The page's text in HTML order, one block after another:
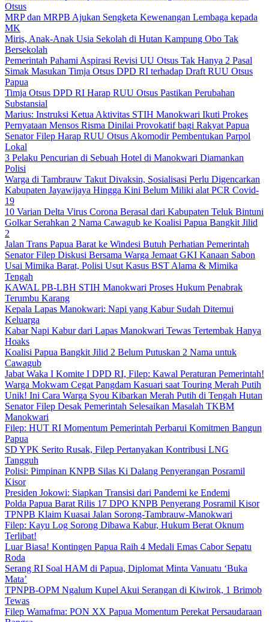
Otsus
MRP dan MRPB Ajukan Sengketa Kewenangan Lembaga kepada
MK
Miris, Anak-Anak Usia Sekolah di Hutan Kampung Obo Tak
Bersekolah
Pemerintah Pahami Aspirasi Revisi UU Otsus Tak Hanya 2 Pasal
Simak Masukan Timja Otsus DPD RI terhadap Draft RUU Otsus
Papua
Timja Otsus DPD RI Harap RUU Otsus Pastikan Perubahan
Substansial
Marius: Instruksi Ketua Aktivitas STIH Manokwari Ikuti Prokes
Pernyataan Mensos Risma Dinilai Provokatif bagi Rakyat Papua
Senator Filep Harap RUU Otsus Akomodir Pembentukan Parpol
Lokal
3 Pelaku Pencurian di Sebuah Hotel di Manokwari Diamankan
Polisi
Warga di Tambrauw Takut Divaksin, Sosialisasi Perlu Digencarkan
Kabupaten Jayawijaya Hingga Kini Belum Miliki alat PCR Covid-
19
10 Varian Delta Virus Corona Berasal dari Kabupaten Teluk Bintuni
Golkar Serahkan 2 Nama Cawagub ke Koalisi Papua Bangkit Jilid
2
Jalan Trans Papua Barat ke Windesi Butuh Perhatian Pemerintah
Senator Filep Diskusi Bersama Warga Jemaat GKI Kanaan Sabon
Usai Mimika Barat, Polisi Usut Kasus BST Alama & Mimika
Tengah
KAWAL PB-LBH STIH Manokwari Proses Hukum Penabrak
Terumbu Karang
Kepala Lapas Manokwari: Napi yang Kabur Sudah Ditemui
Keluarga
Kabar Napi Kabur dari Lapas Manokwari Tewas Tertembak Hanya
Hoaks
Koalisi Papua Bangkit Jilid 2 Belum Putuskan 2 Nama untuk
Cawagub
Jabat Waka I Komite I DPD RI, Filep: Kawal Peraturan Pemerintah!
Warga Mokwam Cegat Pangdam Kasuari saat Touring Merah Putih
Unik! Ini Cara Warga Syou Kibarkan Merah Putih di Tengah Hutan
Senator Filep Desak Pemerintah Selesaikan Masalah TKBM
Manokwari
Filep: HUT RI Momentum Pemerintah Perbarui Komitmen Bangun
Papua
SD YPK Serito Rusak, Filep Pertanyakan Kontribusi LNG
Tangguh
Polisi: Pimpinan KNPB Silas Ki Dalang Penyerangan Posramil
Kisor
Presiden Jokowi: Siapkan Transisi dari Pandemi ke Endemi
Polda Papua Barat Rilis 17 DPO KNPB Penyerang Posramil Kisor
TPNPB Klaim Kuasai Jalan Sorong-Tambrauw-Manokwari
Filep: Kayu Log Sorong Dibawa Kabur, Hukum Berat Oknum
Terlibat!
Luar Biasa! Kontingen Papua Raih 4 Medali Emas Cabor Sepatu
Roda
Serang RI Soal HAM di Papua, Diplomat Minta Vanuatu ‘Buka
Mata’
TPNPB-OPM Ngalum Kupel Akui Serangan di Kiwirok, 1 Brimob
Tewas
Filep Wamafma: PON XX Papua Momentum Perekat Persaudaraan